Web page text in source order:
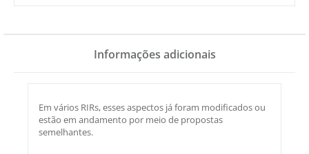
Informações adicionais
Em vários RIRs, esses aspectos já foram modificados ou
estão em andamento por meio de propostas
semelhantes.